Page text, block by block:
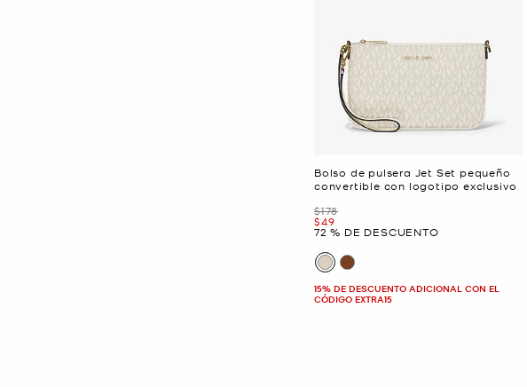
Bolso de pulsera Jet Set pequeño
convertible con logotipo exclusivo
Era
$178
Ahora
$49
72 % DE DESCUENTO
15% DE DESCUENTO ADICIONAL CON EL
CÓDIGO EXTRA15